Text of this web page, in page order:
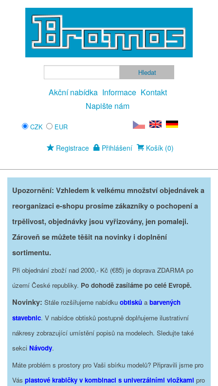
Akční nabídka Informace Kontakt
Napište nám
CZK EUR
Registrace Přihlášení Košík (0)
Upozornění: Vzhledem k velkému množství objednávek a
reorganizaci e-shopu prosíme zákazníky o pochopení a
trpělivost, objednávky jsou vyřizovány, jen pomaleji.
Zároveň se můžete těšit na novinky i doplnění
sortimentu.
Při objednání zboží nad 2000,- Kč (€85) je doprava ZDARMA po
území České republiky. Po dohodě zasíláme po celé Evropě.
Novinky: Stále rozšiřujeme nabídku obtisků a barvených
stavebnic. V nabídce obtisků postupně doplňujeme ilustrativní
nákresy zobrazující umístění popisů na modelech. Sledujte také
sekci Návody.
Máte problém s prostory pro Vaši sbírku modelů? Připravili jsme pro
Vás plastové krabičky v kombinaci s univerzálními vložkami pro